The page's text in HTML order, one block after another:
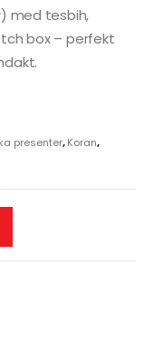
med tesbih,
box – perfekt
presenter,Koran,